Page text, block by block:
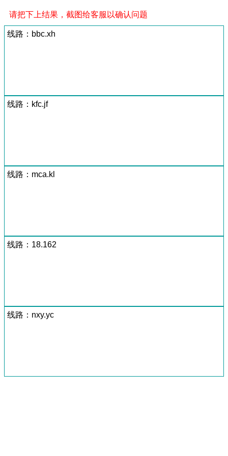
请把下上结果，截图给客服以确认问题
线路：bbc.xh
线路：kfc.jf
线路：mca.kl
线路：18.162
线路：nxy.yc